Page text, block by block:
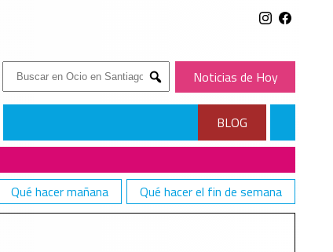
Buscar:
Submit
Noticias de Hoy
BLOG
Qué hacer mañana Qué hacer el fin de semana